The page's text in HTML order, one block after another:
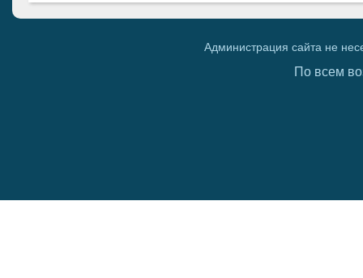
Администрация сайта не
По всем